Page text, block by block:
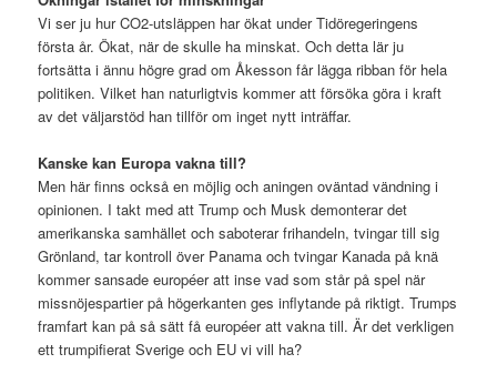
Vi ser ju hur CO2-utsläppen har ökat under Tidöregeringens
första år. Ökat, när de skulle ha minskat. Och detta lär ju
fortsätta i ännu högre grad om Åkesson får lägga ribban för hela
politiken. Vilket han naturligtvis kommer att försöka göra i kraft
av det väljarstöd han tillför om inget nytt inträffar.
Kanske kan Europa vakna till?
Men här finns också en möjlig och aningen oväntad vändning i
opinionen. I takt med att Trump och Musk demonterar det
amerikanska samhället och saboterar frihandeln, tvingar till sig
Grönland, tar kontroll över Panama och tvingar Kanada på knä
kommer sansade européer att inse vad som står på spel när
missnöjespartier på högerkanten ges inflytande på riktigt. Trumps
framfart kan på så sätt få européer att vakna till. Är det verkligen
ett trumpifierat Sverige och EU vi vill ha?